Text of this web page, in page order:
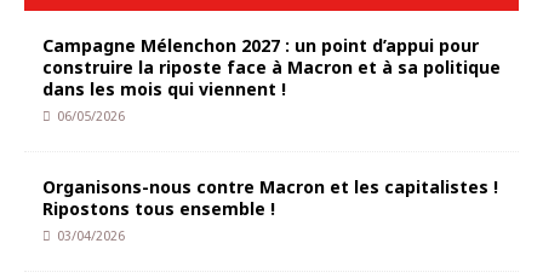
Campagne Mélenchon 2027 : un point d’appui pour
construire la riposte face à Macron et à sa politique
dans les mois qui viennent !
06/05/2026
Organisons-nous contre Macron et les capitalistes !
Ripostons tous ensemble !
03/04/2026